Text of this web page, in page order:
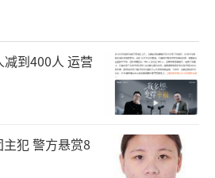
到400人 运营
犯 警方悬赏8